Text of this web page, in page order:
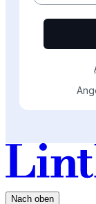
Nach oben